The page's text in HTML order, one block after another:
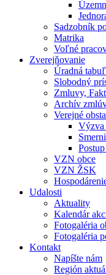
Sadzobník
Matrika
Voľné
Zverejňovanie
Úradná
Slobodný
Zmluvy,
Archív
Verejné
Výzva
VZN obce
VZN ŽSK
Udalosti
Aktuality
Kalendár
Fotogaléria
Fotogaléria
Kontakt
Napíšte nám
Región